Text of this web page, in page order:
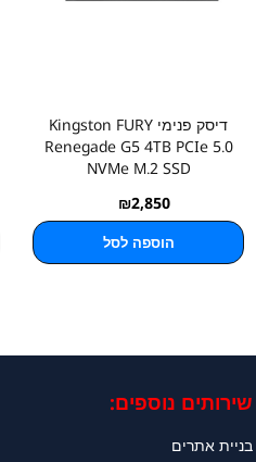
דיסק פנימי Kingston FURY
Renegade G5 4TB PCIe 5.0
NVMe M.2 SSD
₪2,850
הוספה לסל
שירותים נוספים:
בניית אתרים